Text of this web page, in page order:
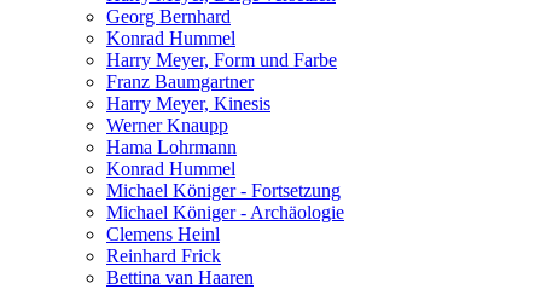
Georg Bernhard
Konrad Hummel
Harry Meyer, Form und Farbe
Franz Baumgartner
Harry Meyer, Kinesis
Werner Knaupp
Hama Lohrmann
Konrad Hummel
Michael Königer - Fortsetzung
Michael Königer - Archäologie
Clemens Heinl
Reinhard Frick
Bettina van Haaren